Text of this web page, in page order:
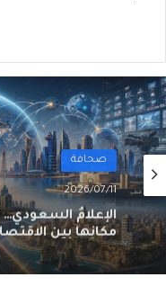
صحافة
2026/07/10
الإعلام
مكانها بين الاقتصاد